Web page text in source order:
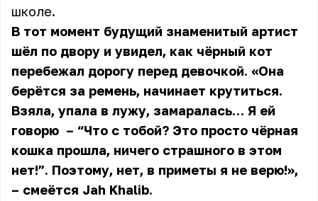
школе.
В тот момент будущий знаменитый артист
шёл по двору и увидел, как чёрный кот
перебежал дорогу перед девочкой. «Она
берётся за ремень, начинает крутиться.
Взяла, упала в лужу, замаралась… Я ей
говорю – “Что с тобой? Это просто чёрная
кошка прошла, ничего страшного в этом
нет!”. Поэтому, нет, в приметы я не верю!»,
– смеётся Jah Khalib.